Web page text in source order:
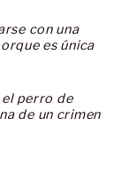
con una
es única
perro de
de un crimen